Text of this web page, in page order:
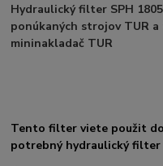
Hydraulický filter SPH
ponúkaných strojov TUR
mininakladač TUR
Tento filter viete použit
potrebný hydraulický